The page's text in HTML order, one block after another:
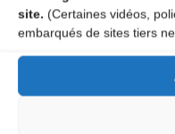
site. (Certaines vidéos,
embarqués de sites tiers
Votre adresse e-mail ne
obligatoires sont indiqués